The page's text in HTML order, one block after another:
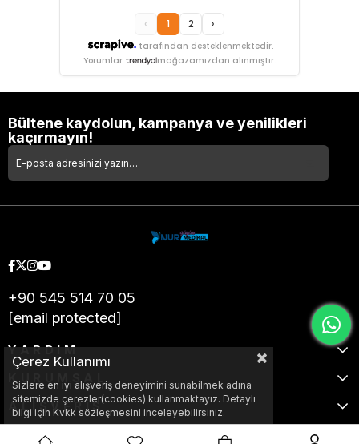
tarafından desteklenmektedir.
‹ 1 2 ›
Yorumlar mağazamızdan alınmıştır.
Bültene kaydolun, kampanya ve yenilikleri
kaçırmayın!
+90 545 514 70 05
[email protected]
YARDIM
ALIŞVERİŞ
Çerez Kullanımı
Sizlere en iyi alışveriş deneyimini sunabilmek adına
sitemizde çerezler(cookies) kullanmaktayız. Detaylı
bilgi için Kvkk sözleşmesini inceleyebilirsiniz.